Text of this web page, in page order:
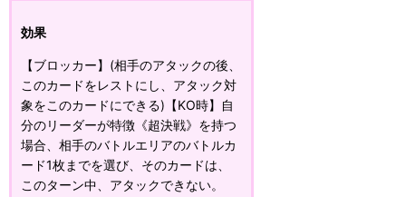
効果
【ブロッカー】(相手のアタックの後、
このカードをレストにし、アタック対
象をこのカードにできる)【KO時】自
分のリーダーが特徴《超決戦》を持つ
場合、相手のバトルエリアのバトルカ
ード1枚までを選び、そのカードは、
このターン中、アタックできない。